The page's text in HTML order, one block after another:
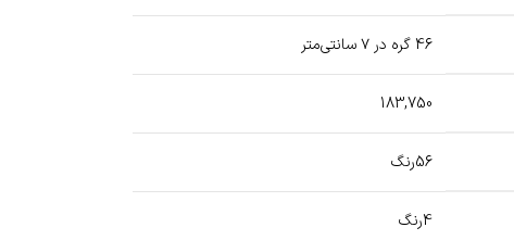
46 گره در ۷ سانتی‌متر
183,750
56رنگ
4رنگ